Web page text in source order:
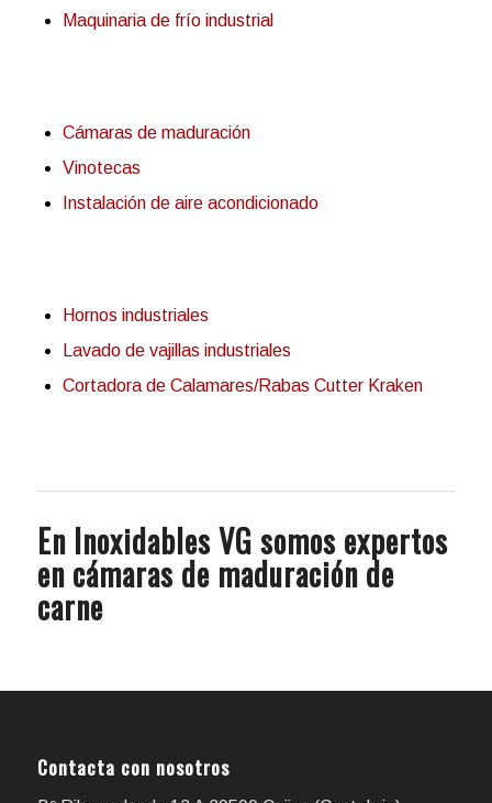
Maquinaria de frío industrial
Cámaras de maduración
Vinotecas
Instalación de aire acondicionado
Hornos industriales
Lavado de vajillas industriales
Cortadora de Calamares/Rabas Cutter Kraken
En Inoxidables VG somos expertos
en cámaras de maduración de
carne
Contacta con nosotros